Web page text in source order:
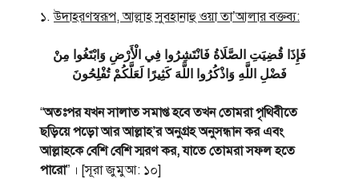
১.উদাহরণস্বরূপ, আল্লাহ সুবহানাহু ওয়া তা’আলার বক্তব্য:
فَإِذَا قُضِيَتِ الصَّلَاةُ فَانْتَشِرُوا فِي الْأَرْضِ وَابْتَغُوا مِنْ
فَضْلِ اللَّهِ وَاذْكُرُوا اللَّهَ كَثِيرًا لَعَلَّكُمْ تُفْلِحُونَ
“অতঃপর যখন সালাত সমাপ্ত হবে তখন তোমরা পৃথিবীতে
ছড়িয়ে পড়ো আর আল্লাহ’র অনুগ্রহ অনুসন্ধান কর এবং
আল্লাহকে বেশি বেশি স্মরণ কর, যাতে তোমরা সফল হতে
পারো” । [সূরা জুমুআ: ১০]